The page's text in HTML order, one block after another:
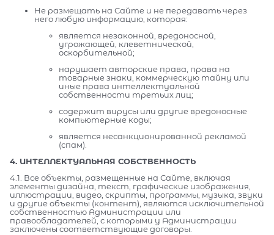
Не размещать на Сайте и не передавать через
него любую информацию, которая:
является незаконной, вредоносной,
угрожающей, клеветнической,
оскорбительной;
нарушает авторские права, права на
товарные знаки, коммерческую тайну или
иные права интеллектуальной
собственности третьих лиц;
содержит вирусы или другие вредоносные
компьютерные коды;
является несанкционированной рекламой
(спам).
4. ИНТЕЛЛЕКТУАЛЬНАЯ СОБСТВЕННОСТЬ
4.1. Все объекты, размещенные на Сайте, включая
элементы дизайна, текст, графические изображения,
иллюстрации, видео, скрипты, программы, музыка, звуки
и другие объекты (контент), являются исключительной
собственностью Администрации или
правообладателей, с которыми у Администрации
заключены соответствующие договоры.